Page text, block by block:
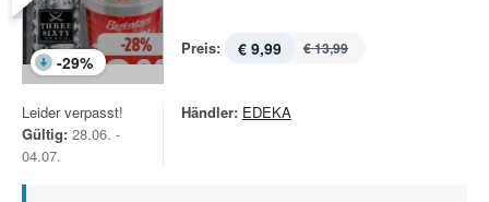
-29%
Preis: € 9,99 € 13,99
Leider verpasst!
Gültig: 28.06. -
04.07.
Händler: EDEKA